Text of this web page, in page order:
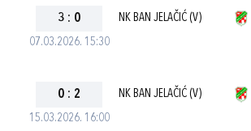
07.03.2026. 15:30
3 : 0 NK BAN JELAČIĆ (V)
15.03.2026. 16:00
0 : 2 NK BAN JELAČIĆ (V)